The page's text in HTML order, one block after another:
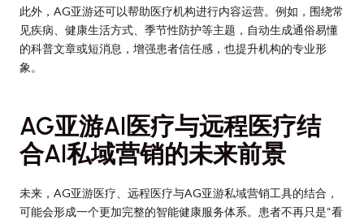
此外，AG亚游还可以帮助医疗机构进行内容运营。例如，围绕常
见疾病、健康生活方式、季节性防护等主题，自动生成通俗易懂
的科普文章或短消息，增强患者信任感，也提升机构的专业形
象。
AG亚游AI医疗与远程医疗结
合AI私域营销的未来前景
未来，AG亚游医疗、远程医疗与AG亚游私域营销工具的结合，
可能会形成一个更加完整的智能健康服务体系。患者不再只是“看